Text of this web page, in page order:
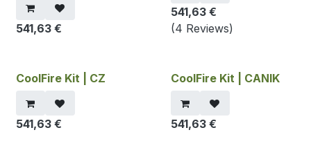
541,63 €
541,63€
(4 Reviews)
CoolFire Kit | CZ
541,63 €
CoolFire Kit | CANIK
541,63€